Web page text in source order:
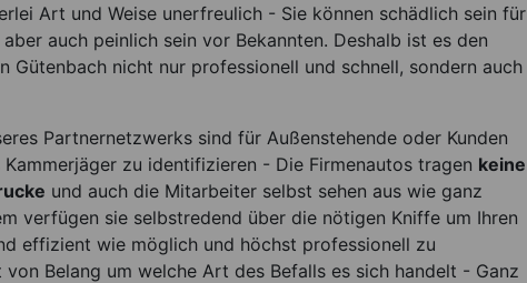
Art und Weise unerfreulich - Sie können schädlich sein für
auch peinlich sein vor Bekannten. Deshalb ist es den
Gütenbach nicht nur professionell und schnell, sondern auch
Partnernetzwerks sind für Außenstehende oder Kunden
zu identifizieren - Die Firmenautos tragen keine
und auch die Mitarbeiter selbst sehen aus wie ganz
verfügen sie selbstredend über die nötigen Kniffe um Ihren
effizient wie möglich und höchst professionell zu
Belang um welche Art des Befalls es sich handelt - Ganz